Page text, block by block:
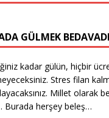
GÜLMEK
kadar gülün, hiçbir
Stres filan
Millet olarak
Burada herşey beleş…